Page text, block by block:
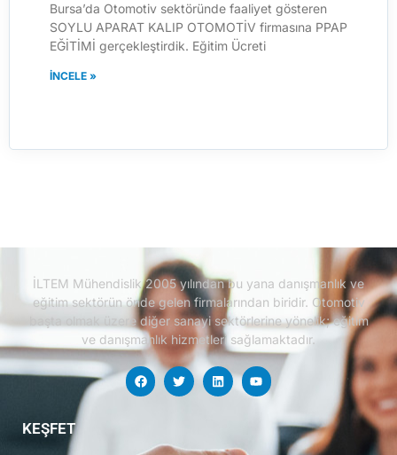
Bursa’da Otomotiv sektöründe faaliyet gösteren
SOYLU APARAT KALIP OTOMOTİV firmasına PPAP
EĞİTİMİ gerçekleştirdik. Eğitim Ücreti
İNCELE »
İLTEM Mühendislik 2005 yılından bu yana danışmanlık ve
eğitim sektörün önde gelen firmalarından biridir. Otomotiv
başta olmak üzere diğer sanayi sektörlerine yönelik; eğitim
ve danışmanlık hizmetleri sağlamaktadır.
KEŞFET